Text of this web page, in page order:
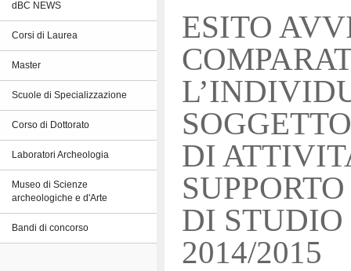
dBC NEWS
Corsi di Laurea
Master
Scuole di Specializzazione
Corso di Dottorato
Laboratori Archeologia
Museo di Scienze
archeologiche e d'Arte
Bandi di concorso
ESITO
DI
DI
2014/2015